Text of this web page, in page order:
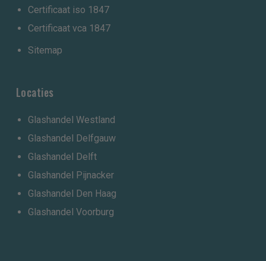
Certificaat iso 1847
Certificaat vca 1847
Sitemap
Locaties
Glashandel Westland
Glashandel Delfgauw
Glashandel Delft
Glashandel Pijnacker
Glashandel Den Haag
Glashandel Voorburg